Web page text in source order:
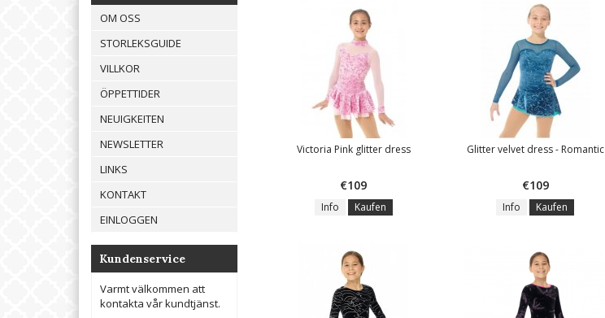
OM OSS
STORLEKSGUIDE
VILLKOR
ÖPPETTIDER
NEUIGKEITEN
NEWSLETTER
LINKS
KONTAKT
EINLOGGEN
Kundenservice
Varmt välkommen att
kontakta vår kundtjänst.
Victoria Pink glitter dress
€109
Info Kaufen
Glitter velvet dress - Romantic
€109
Info Kaufen